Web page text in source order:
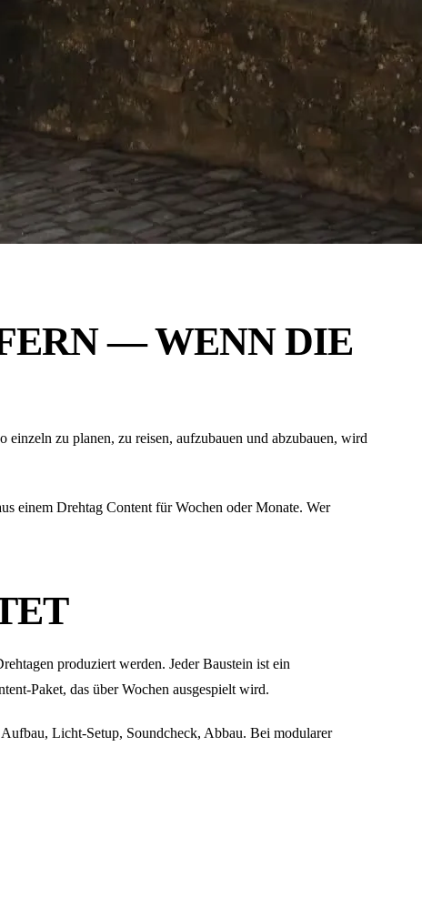
— WENN DIE
zu planen, zu reisen, aufzubauen und abzubauen, wird
einem Drehtag Content für Wochen oder Monate. Wer
produziert werden. Jeder Baustein ist ein
Paket, das über Wochen ausgespielt wird.
Licht-Setup, Soundcheck, Abbau. Bei modularer